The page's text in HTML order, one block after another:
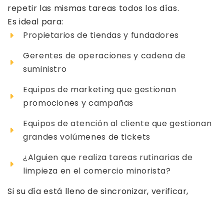
repetir las mismas tareas todos los días.
Es ideal para:
Propietarios de tiendas y fundadores
Gerentes de operaciones y cadena de
suministro
Equipos de marketing que gestionan
promociones y campañas
Equipos de atención al cliente que gestionan
grandes volúmenes de tickets
¿Alguien que realiza tareas rutinarias de
limpieza en el comercio minorista?
Si su día está lleno de sincronizar, verificar,